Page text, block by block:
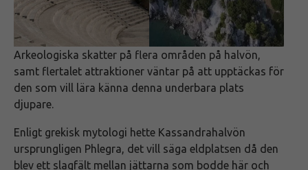
Arkeologiska skatter på flera områden på halvön,
samt flertalet attraktioner väntar på att upptäckas för
den som vill lära känna denna underbara plats
djupare.
Enligt grekisk mytologi hette Kassandrahalvön
ursprungligen Phlegra, det vill säga eldplatsen då den
blev ett slagfält mellan jättarna som bodde här och